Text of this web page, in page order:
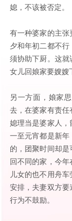
媳，不该被否定。
有一种婆家的主
夕和年初二都不
须协助下厨。这
女儿回娘家要嫂嫂
另一方面，娘家
去，在婆家有责
媳理当是婆家人
一至元宵都是新
的，团聚时间却
回不同的家，今
儿女的也不用舟
安排，夫妻双方
行为不鼓励。